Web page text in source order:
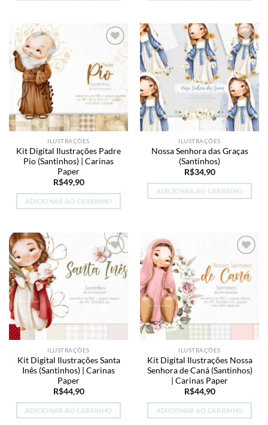
Add to
wishlist
ILUSTRAÇÕES
Kit Digital Ilustrações Padre
Pio (Santinhos) | Carinas
Paper
R$49,90
ADICIONAR AO CARRINHO
Add to
wishlist
ILUSTRAÇÕES
Nossa Senhora das Graças
(Santinhos)
R$34,90
ADICIONAR AO CARRINHO
Add to
wishlist
ILUSTRAÇÕES
Kit Digital Ilustrações Santa
Inês (Santinhos) | Carinas
Paper
R$44,90
ADICIONAR AO CARRINHO
Add to
wishlist
ILUSTRAÇÕES
Kit Digital Ilustrações Nossa
Senhora de Caná (Santinhos)
| Carinas Paper
R$44,90
ADICIONAR AO CARRINHO